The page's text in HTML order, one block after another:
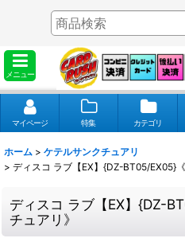
メニュー
マイページ 特集 カテゴリ
ホーム > ケテルサンクチュアリ
> ディスコ ラブ【EX】{DZ-BT05/EX05}
ディスコ ラブ【EX】{DZ-
チュアリ》